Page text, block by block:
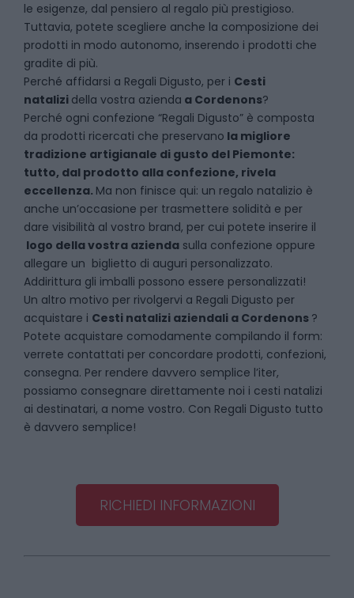
le esigenze, dal pensiero al regalo più prestigioso.
Tuttavia, potete scegliere anche la composizione dei
prodotti in modo autonomo, inserendo i prodotti che
gradite di più.
Perché affidarsi a Regali Digusto, per i Cesti
natalizi della vostra azienda a Cordenons?
Perché ogni confezione “Regali Digusto” è composta
da prodotti ricercati che preservano la migliore
tradizione artigianale di gusto del Piemonte:
tutto, dal prodotto alla confezione, rivela
eccellenza. Ma non finisce qui: un regalo natalizio è
anche un’occasione per trasmettere solidità e per
dare visibilità al vostro brand, per cui potete inserire il
logo della vostra azienda sulla confezione oppure
allegare un biglietto di auguri personalizzato.
Addirittura gli imballi possono essere personalizzati!
Un altro motivo per rivolgervi a Regali Digusto per
acquistare i Cesti natalizi aziendali a Cordenons ?
Potete acquistare comodamente compilando il form:
verrete contattati per concordare prodotti, confezioni,
consegna. Per rendere davvero semplice l’iter,
possiamo consegnare direttamente noi i cesti natalizi
ai destinatari, a nome vostro. Con Regali Digusto tutto
è davvero semplice!
RICHIEDI INFORMAZIONI